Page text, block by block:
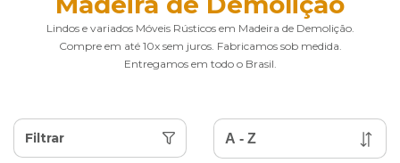
Lindos e variados Móveis Rústicos em Madeira de Demolição.
Compre em até 10x sem juros. Fabricamos sob medida.
Entregamos em todo o Brasil.
Filtrar